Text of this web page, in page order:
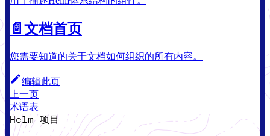
📄️ 文档首页
您需要知道的关于文档如何组织的所有内容。
编辑此页
上一页
术语表
Helm 项目